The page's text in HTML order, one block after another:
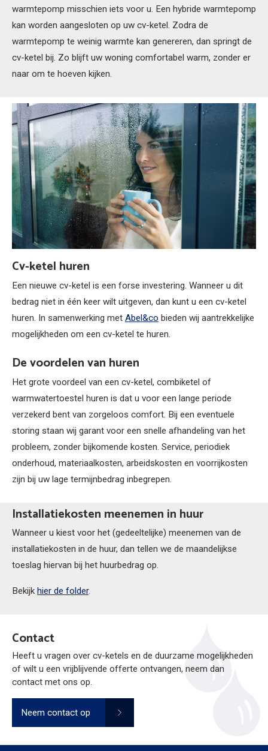
warmtepomp misschien iets voor u. Een hybride warmtepomp
kan worden aangesloten op uw cv-ketel. Zodra de
warmtepomp te weinig warmte kan genereren, dan springt de
cv-ketel bij. Zo blijft uw woning comfortabel warm, zonder er
naar om te hoeven kijken.
Cv-ketel huren
Een nieuwe cv-ketel is een forse investering. Wanneer u dit
bedrag niet in één keer wilt uitgeven, dan kunt u een cv-ketel
huren. In samenwerking met Abel&co bieden wij aantrekkelijke
mogelijkheden om een cv-ketel te huren.
De voordelen van huren
Het grote voordeel van een cv-ketel, combiketel of
warmwatertoestel huren is dat u voor een lange periode
verzekerd bent van zorgeloos comfort. Bij een eventuele
storing staan wij garant voor een snelle afhandeling van het
probleem, zonder bijkomende kosten. Service, periodiek
onderhoud, materiaalkosten, arbeidskosten en voorrijkosten
zijn bij uw lage termijnbedrag inbegrepen.
Installatiekosten meenemen in huur
Wanneer u kiest voor het (gedeeltelijke) meenemen van de
installatiekosten in de huur, dan tellen we de maandelijkse
toeslag hiervan bij het huurbedrag op.
Bekijk hier de folder.
Contact
Heeft u vragen over cv-ketels en de duurzame mogelijkheden
of wilt u een vrijblijvende offerte ontvangen, neem dan
contact met ons op.
Neem contact op